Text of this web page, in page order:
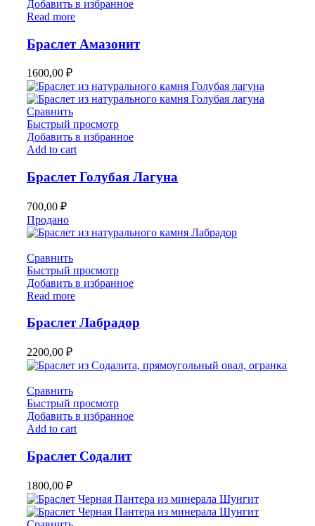
Добавить в избранное
Read more
Браслет Амазонит
1600,00 ₽
Сравнить
Быстрый просмотр
Добавить в избранное
Add to cart
Браслет Голубая Лагуна
700,00 ₽
Продано
Сравнить
Быстрый просмотр
Добавить в избранное
Read more
Браслет Лабрадор
2200,00 ₽
Сравнить
Быстрый просмотр
Добавить в избранное
Add to cart
Браслет Содалит
1800,00 ₽